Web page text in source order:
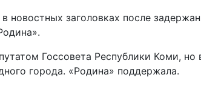
заголовках после
Госсовета Республики Коми, но
города. «Родина» поддержала.